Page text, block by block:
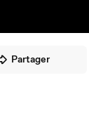
Partager